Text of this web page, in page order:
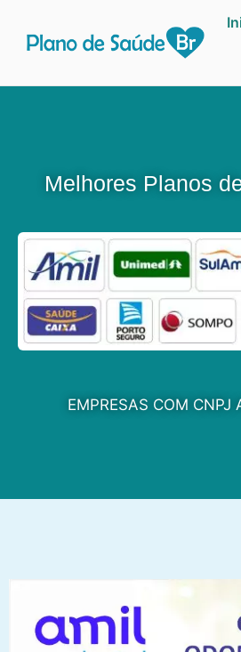
Melhores Planos
EMPRESAS COM CNPJ